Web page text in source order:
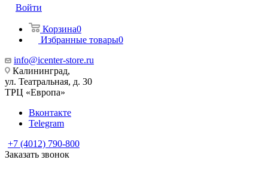
Войти
Корзина0
Избранные товары0
info@icenter-store.ru
Калининград,
ул. Театральная, д. 30
ТРЦ «Европа»
Вконтакте
Telegram
+7 (4012) 790-800
Заказать звонок